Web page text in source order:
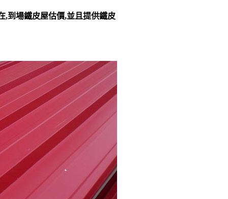
,到場鐵皮屋估價,並且提供鐵皮